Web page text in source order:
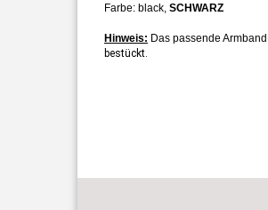
Farbe: black, SCHWARZ
Hinweis: Das passende Armband
bestückt.